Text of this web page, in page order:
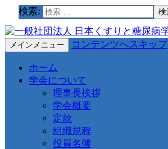
検索:
メインメニュー コンテンツへスキップ
ホーム
学会について
理事長挨拶
学会概要
定款
組織規程
役員名簿